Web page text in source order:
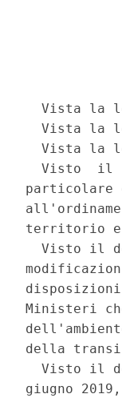
Vista la
Vista la
Vista la
Visto  il
territorio e
Visto il
Ministeri
della
Visto il
giugno